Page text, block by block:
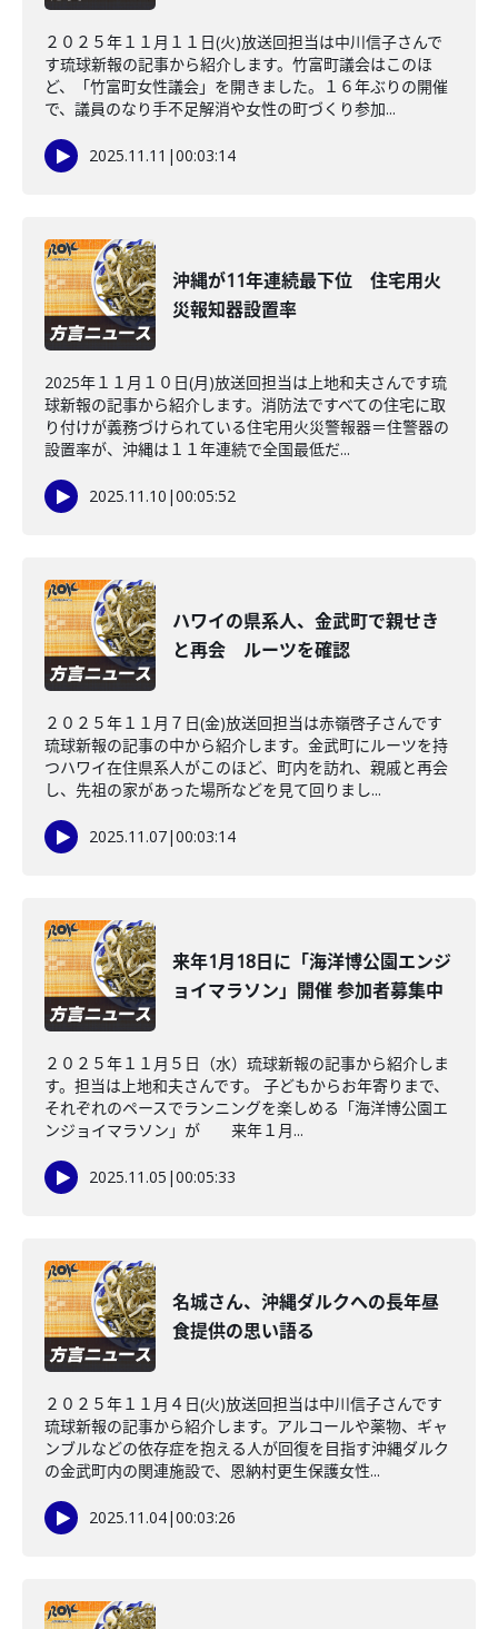
２０２５年１１月１１日(火)放送回担当は中川信子さんで
す琉球新報の記事から紹介します。竹富町議会はこのほ
ど、「竹富町女性議会」を開きました。１６年ぶりの開催
で、議員のなり手不足解消や女性の町づくり参加...
2025.11.11 |00:03:14
沖縄が11年連続最下位 住宅用火
災報知器設置率
2025年１１月１０日(月)放送回担当は上地和夫さんです琉
球新報の記事から紹介します。消防法ですべての住宅に取
り付けが義務づけられている住宅用火災警報器＝住警器の
設置率が、沖縄は１１年連続で全国最低だ...
2025.11.10 |00:05:52
ハワイの県系人、金武町で親せき
と再会 ルーツを確認
２０２５年１１月７日(金)放送回担当は赤嶺啓子さんです
琉球新報の記事の中から紹介します。金武町にルーツを持
つハワイ在住県系人がこのほど、町内を訪れ、親戚と再会
し、先祖の家があった場所などを見て回りまし...
2025.11.07|00:03:14
来年1月18日に「海洋博公園エンジ
ョイマラソン」開催 参加者募集中
２０２５年１１月５日（水）琉球新報の記事から紹介しま
す。担当は上地和夫さんです。 子どもからお年寄りまで、
それぞれのペースでランニングを楽しめる「海洋博公園エ
ンジョイマラソン」が 来年１月...
2025.11.05 |00:05:33
名城さん、沖縄ダルクへの長年昼
食提供の思い語る
２０２５年１１月４日(火)放送回担当は中川信子さんです
琉球新報の記事から紹介します。アルコールや薬物、ギャ
ンブルなどの依存症を抱える人が回復を目指す沖縄ダルク
の金武町内の関連施設で、恩納村更生保護女性...
2025.11.04|00:03:26